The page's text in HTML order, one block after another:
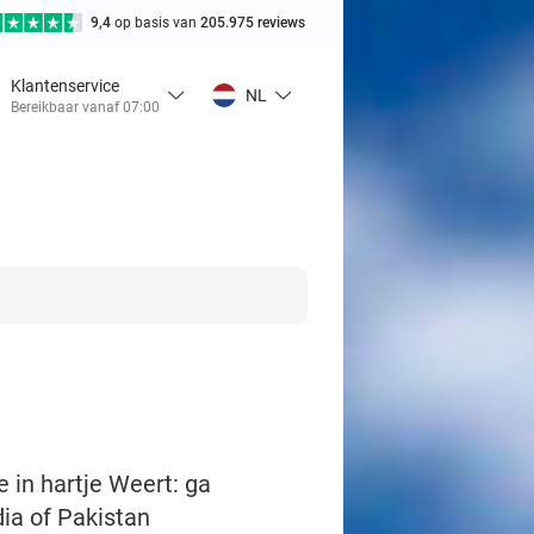
9,4 op basis van 205.975 reviews
Klantenservice
Bereikbaar vanaf 07:00
NL
in hartje Weert: ga
of Pakistan